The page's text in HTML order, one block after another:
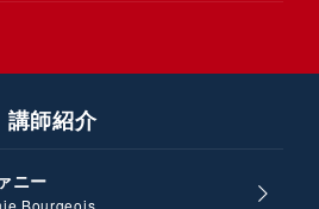
講師紹介
ニー
Bourgeois